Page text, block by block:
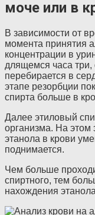
моче или в
В зависимости от
момента принятия
концентрации в
длящемся часа три,
перебирается в
этапе резорбции
спирта больше в
Далее этиловый
организма. На этом
этанола в крови
поднимается.
Чем больше
спиртного, тем
нахождения